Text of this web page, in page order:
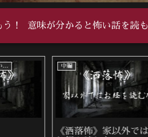
！ 意味が分かると怖い話を読も
死ぬ程洒落にならない怖い話
《洒落怖》身内と他人
《